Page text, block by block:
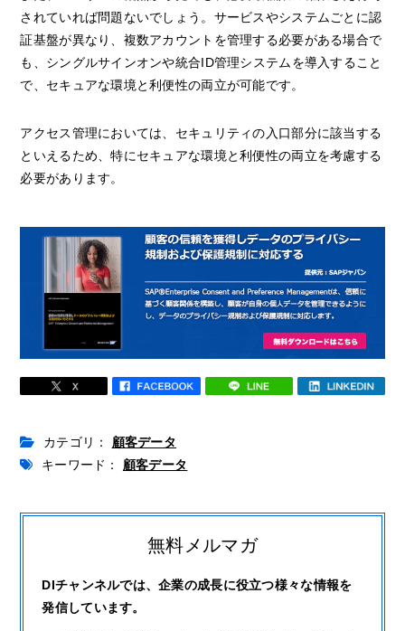
されていれば問題ないでしょう。サービスやシステムごとに認
証基盤が異なり、複数アカウントを管理する必要がある場合で
も、シングルサインオンや統合ID管理システムを導入すること
で、セキュアな環境と利便性の両立が可能です。
アクセス管理においては、セキュリティの入口部分に該当する
といえるため、特にセキュアな環境と利便性の両立を考慮する
必要があります。
カテゴリ：
顧客データ
キーワード：
顧客データ
無料メルマガ
DIチャンネルでは、企業の成長に役立つ様々な情報を
発信しています。